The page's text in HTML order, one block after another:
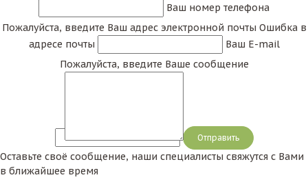
Ваш номер телефона
Пожалуйста, введите Ваш адрес электронной почты Ошибка в
адресе почты
Ваш E-mail
Пожалуйста, введите Ваше сообщение
Сообщение
Оставьте своё сообщение, наши специалисты свяжутся с Вами
в ближайшее время